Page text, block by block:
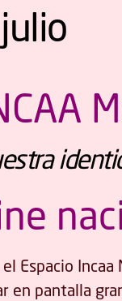
Espacio
en pantalla